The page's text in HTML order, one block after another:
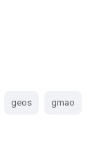
geos gmao